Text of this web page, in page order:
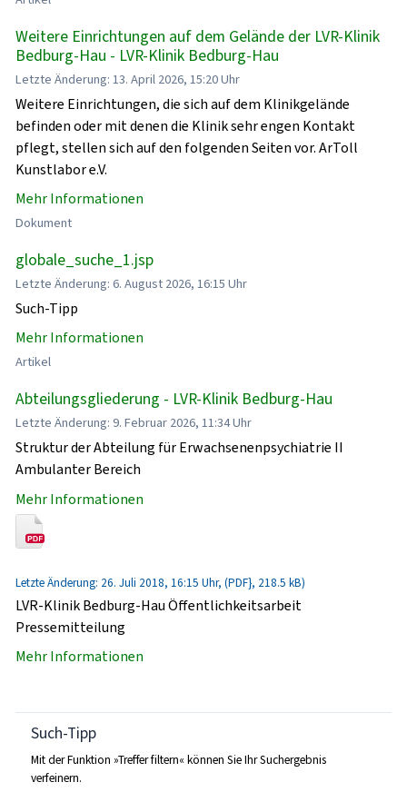
Weitere Einrichtungen auf dem Gelände der LVR-Klinik
Bedburg-Hau - LVR-Klinik Bedburg-Hau
Letzte Änderung: 13. April 2026, 15:20 Uhr
Weitere Einrichtungen, die sich auf dem Klinikgelände
befinden oder mit denen die Klinik sehr engen Kontakt
pflegt, stellen sich auf den folgenden Seiten vor. ArToll
Kunstlabor e.V.
Mehr Informationen
Dokument
globale_suche_1.jsp
Letzte Änderung: 6. August 2026, 16:15 Uhr
Such-Tipp
Mehr Informationen
Artikel
Abteilungsgliederung - LVR-Klinik Bedburg-Hau
Letzte Änderung: 9. Februar 2026, 11:34 Uhr
Struktur der Abteilung für Erwachsenenpsychiatrie II
Ambulanter Bereich
Mehr Informationen
Letzte Änderung: 26. Juli 2018, 16:15 Uhr, (PDF}, 218.5 kB)
LVR-Klinik Bedburg-Hau Öffentlichkeitsarbeit
Pressemitteilung
Mehr Informationen
Such-Tipp
Mit der Funktion »Treffer filtern« können Sie Ihr Suchergebnis
verfeinern.